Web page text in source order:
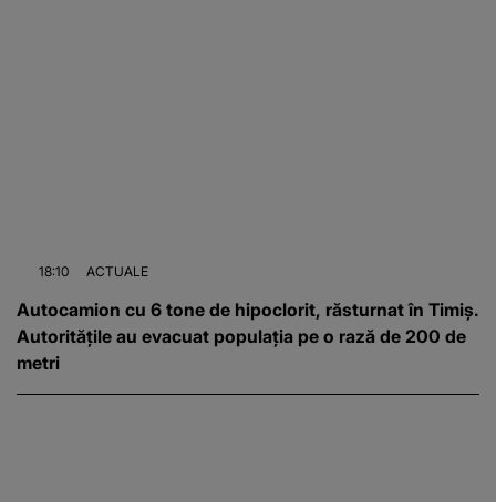
18:10 ACTUALE
Autocamion cu 6 tone de hipoclorit, răsturnat în Timiș.
Autoritățile au evacuat populația pe o rază de 200 de
metri